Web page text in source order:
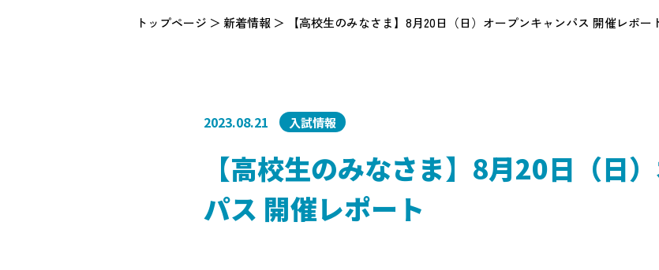
トップページ 新着情報 【高校生のみなさま】8月20日（日）オープンキャンパス 開催レポー
2023.08.21 入試情報
【高校生のみなさま】8月20日（日
パス 開催レポート